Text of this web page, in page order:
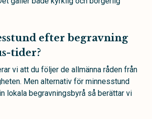
efter begravning
tider?
vi att du följer de allmänna råden från
Men alternativ för minnesstund
lokala begravningsbyrå så berättar vi